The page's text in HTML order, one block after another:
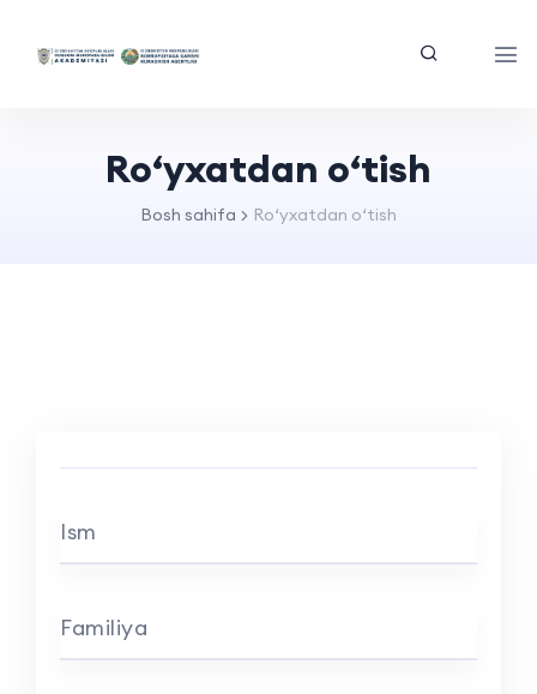
Ro‘yxatdan o‘tish
Bosh sahifa Ro‘yxatdan o‘tish
Ism
Familiya